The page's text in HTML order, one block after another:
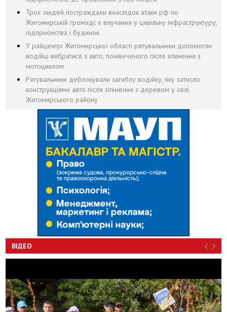
Троє людей постраждали внаслідок атаки рф по
Житомирській громаді: є влучання у цивільну інфраструктуру,
підприємства і будинок
У райцентрі Житомирської області рятувальники допомогли
водійці вибратися з авто, понівеченого після зіткнення з
мотоциклом
Рятувальники деблокували загиблу водійку, яку затисло
конструкціями авто після зіткнення з деревом у селі
Житомирського району
ВІДЕО